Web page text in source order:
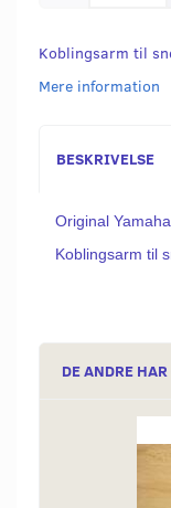
Koblingsarm til
Mere information
BESKRIVELSE
Original Yamaha
Koblingsarm til
DE ANDRE